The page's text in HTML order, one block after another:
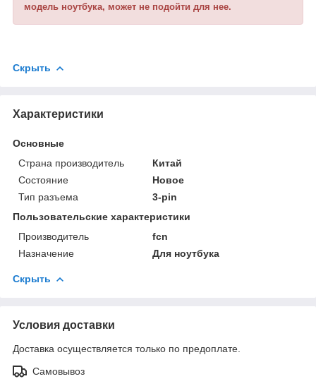
модель ноутбука, может не подойти для нее.
Скрыть
Характеристики
Основные
Страна производитель
Китай
Состояние
Новое
Тип разъема
3-pin
Пользовательские характеристики
Производитель
fcn
Назначение
Для ноутбука
Скрыть
Условия доставки
Доставка осуществляется только по предоплате.
Самовывоз